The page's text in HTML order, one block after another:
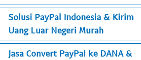
Solusi PayPal Indonesia & Kirim
Uang Luar Negeri Murah
Jasa Convert PayPal ke DANA &